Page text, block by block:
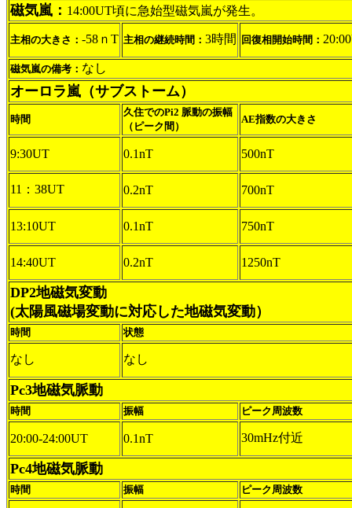
磁気嵐： 14:00UT頃に急始型磁気嵐が発生。
主相の大きさ： -58ｎT 主相の継続時間： 3時間 回復相開始時間：
磁気嵐の備考： なし
オーロラ嵐（サブストーム）
時間
久住でのPi2 脈動の振幅
（ピーク間）
AE指数の大きさ
9:30UT 0.1nT 500nT
11：38UT 0.2nT 700nT
13:10UT 0.1nT 750nT
14:40UT 0.2nT 1250nT
DP2地磁気変動
(太陽風磁場変動に対応した地磁気変動）
時間 状態
なし なし
Pc3地磁気脈動
時間 振幅 ピーク周波数
20:00-24:00UT 0.1nT 30mHz付近
Pc4地磁気脈動
時間 振幅 ピーク周波数